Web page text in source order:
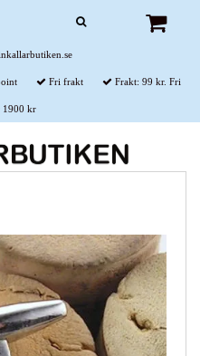
Fri frakt Frakt: 99 kr. Fri
1900 kr